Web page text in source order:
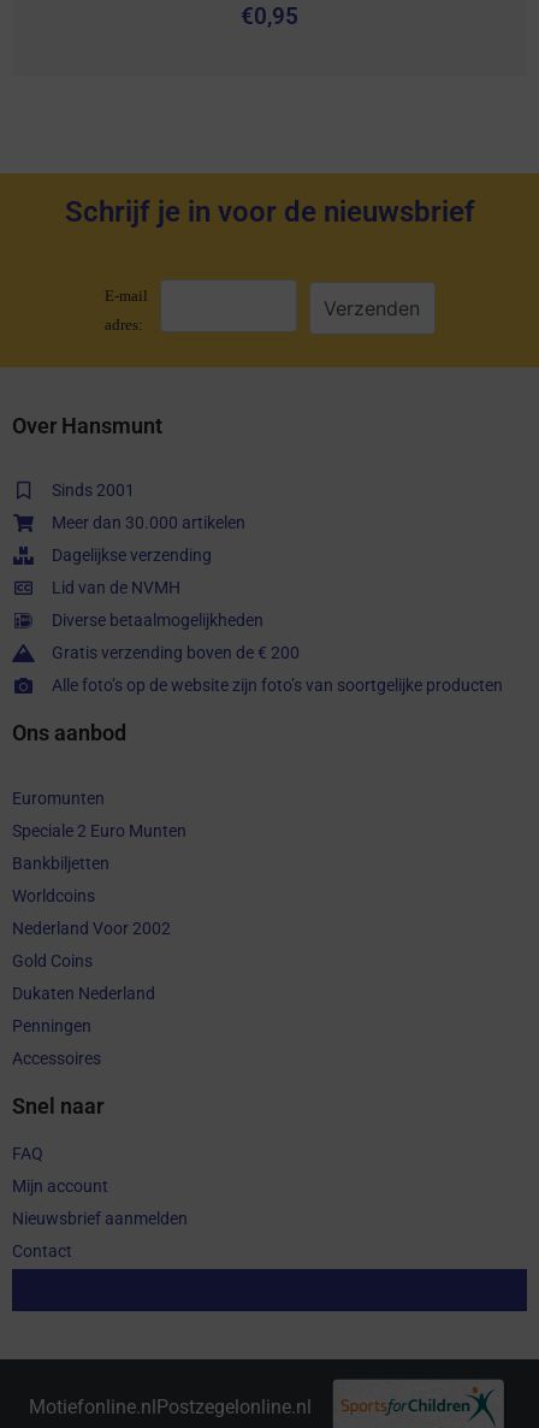
€0,95
Schrijf je in voor de nieuwsbrief
E-mail
adres:
Over Hansmunt
Sinds 2001
Meer dan 30.000 artikelen
Dagelijkse verzending
Lid van de NVMH
Diverse betaalmogelijkheden
Gratis verzending boven de € 200
Alle foto’s op de website zijn foto’s van soortgelijke producten
Ons aanbod
Euromunten
Speciale 2 Euro Munten
Bankbiljetten
Worldcoins
Nederland Voor 2002
Gold Coins
Dukaten Nederland
Penningen
Accessoires
Snel naar
FAQ
Mijn account
Nieuwsbrief aanmelden
Contact
Motiefonline.nlPostzegelonline.nl